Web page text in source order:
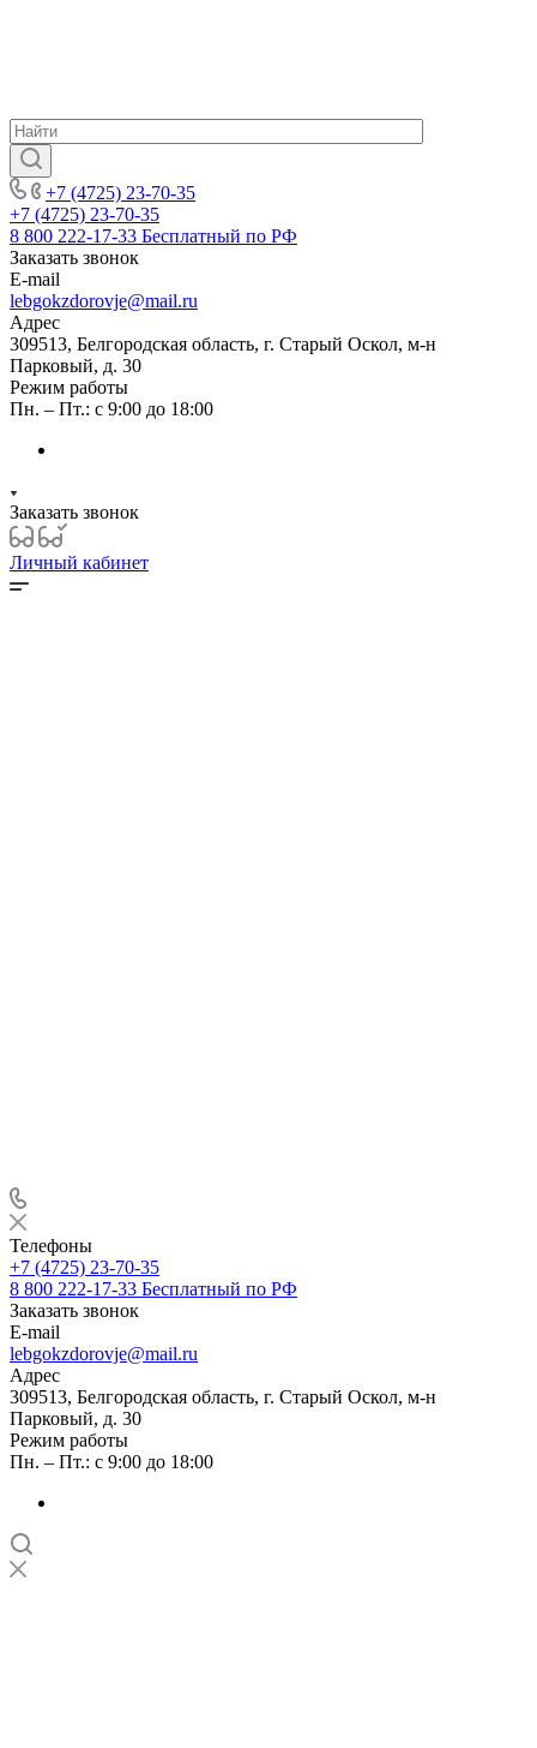
+7 (4725) 23-70-35
+7 (4725) 23-70-35
8 800 222-17-33 Бесплатный по РФ
Заказать звонок
E-mail
lebgokzdorovje@mail.ru
Адрес
309513, Белгородская область, г. Старый Оскол, м-н
Парковый, д. 30
Режим работы
Пн. – Пт.: с 9:00 до 18:00
Заказать звонок
Личный кабинет
Телефоны
+7 (4725) 23-70-35
8 800 222-17-33 Бесплатный по РФ
Заказать звонок
E-mail
lebgokzdorovje@mail.ru
Адрес
309513, Белгородская область, г. Старый Оскол, м-н
Парковый, д. 30
Режим работы
Пн. – Пт.: с 9:00 до 18:00